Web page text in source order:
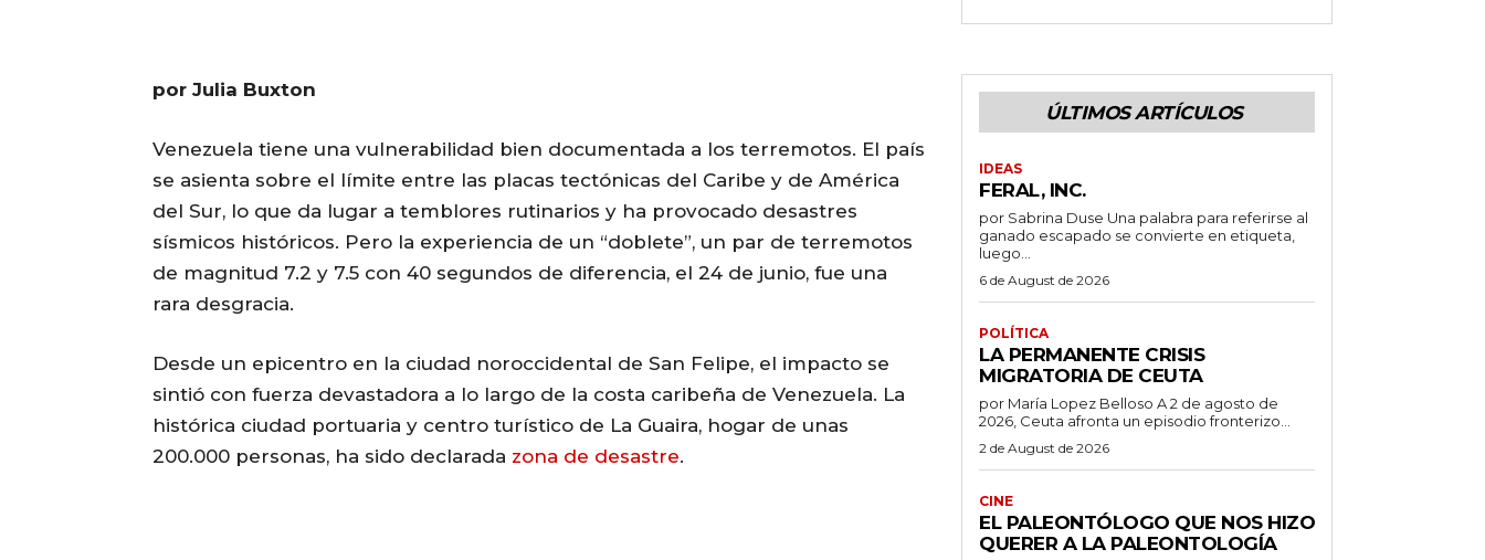
por Julia Buxton
Venezuela tiene una vulnerabilidad bien documentada a los terremotos. El país
se asienta sobre el límite entre las placas tectónicas del Caribe y de América
del Sur, lo que da lugar a temblores rutinarios y ha provocado desastres
sísmicos históricos. Pero la experiencia de un “doblete”, un par de terremotos
de magnitud 7.2 y 7.5 con 40 segundos de diferencia, el 24 de junio, fue una
rara desgracia.
Desde un epicentro en la ciudad noroccidental de San Felipe, el impacto se
sintió con fuerza devastadora a lo largo de la costa caribeña de Venezuela. La
histórica ciudad portuaria y centro turístico de La Guaira, hogar de unas
200.000 personas, ha sido declarada zona de desastre.
ÚLTIMOS ARTÍCULOS
IDEAS
FERAL, INC.
por Sabrina Duse Una palabra para referirse al
ganado escapado se convierte en etiqueta,
luego...
6 de August de 2026
POLÍTICA
LA PERMANENTE CRISIS
MIGRATORIA DE CEUTA
por María Lopez Belloso A 2 de agosto de
2026, Ceuta afronta un episodio fronterizo...
2 de August de 2026
CINE
EL PALEONTÓLOGO QUE NOS HIZO
QUERER A LA PALEONTOLOGÍA